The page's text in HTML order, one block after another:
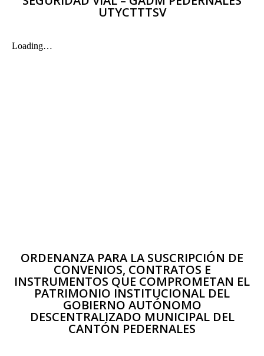
UTYCTTTSV
ORDENANZA PARA LA SUSCRIPCIÓN DE
CONVENIOS, CONTRATOS E
INSTRUMENTOS QUE COMPROMETAN EL
PATRIMONIO INSTITUCIONAL DEL
GOBIERNO AUTÓNOMO
DESCENTRALIZADO MUNICIPAL DEL
CANTÓN PEDERNALES